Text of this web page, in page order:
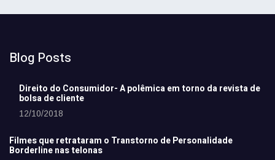
Blog Posts
Direito do Consumidor- A polêmica em torno da revista de
bolsa de cliente
12/10/2018
Filmes que retrataram o Transtorno de Personalidade
Borderline nas telonas